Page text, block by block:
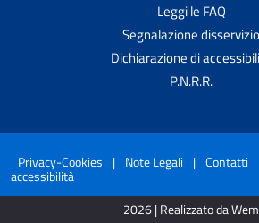
Leggi le FAQ
Segnalazione disservizio
Dichiarazione di
P.N.R.R.
Privacy-Cookies | Note Legali | Contatti
accessibilità
2026 | Realizzato da